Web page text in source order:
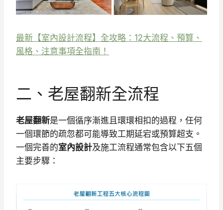
最新【室內設計流程】全攻略：12大流程、預算、
風格、注意事項全指南！
二、老屋翻新全流程
老屋翻新是一個循序漸進且環環相扣的過程，任何
一個環節的疏忽都可能導致工期延宕或預算超支。
一個完善的室內設計及施工流程通常包含以下五個
主要步驟：